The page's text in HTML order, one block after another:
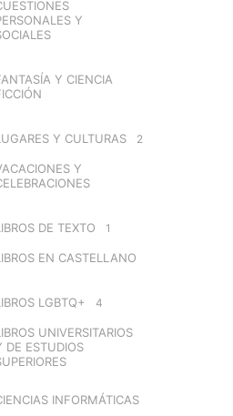
Y
Y CIENCIA
Y CULTURAS 2
Y
DE TEXTO 1
EN CASTELLANO
LGBTQ+ 4
UNIVERSITARIOS
DE ESTUDIOS
INFORMÁTICAS